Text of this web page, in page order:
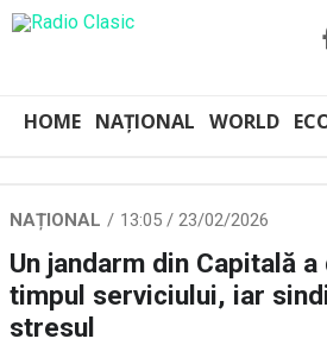
HOME NAȚIONAL WORLD
NAȚIONAL 13:05 / 23/02/2026
Un jandarm din Capitală
timpul serviciului, iar
stresul